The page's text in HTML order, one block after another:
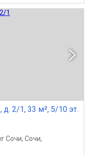
д. 2/1, 33 м², 5/10 эт.
Сочи, Сочи,